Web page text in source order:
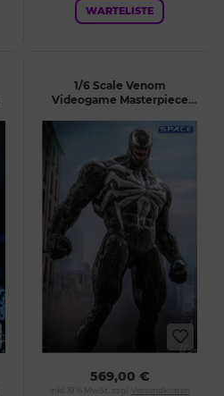
WARTELISTE
1/6 Scale Venom
Videogame Masterpiece
Man 2)
569,00 €
inkl. 19 % MwSt. zzgl. Versandkosten